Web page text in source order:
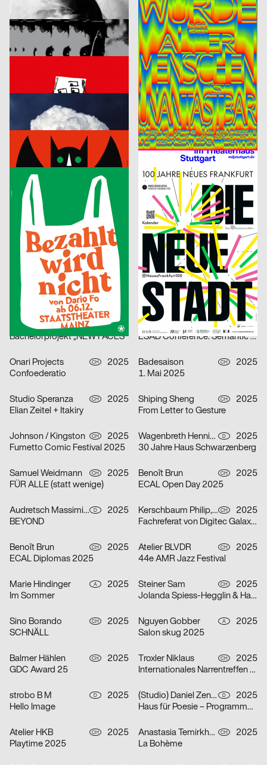
Der Liebhaber – Theater Basel
Die Würde aller Menschen ist unantastbar.
Michel Domeisen, Emily Horrolt, Hannah Klarer
2025
Dario Argento, Filmpodium Zürich
Lewin Harnisch D
2025
Eat The Filthy Rich
CONFOEDERATIO
PARAT.cc D
2025
Fünf Freunde
Neue Gestaltung
Die unendliche Geschichte
H A N D D
2025
Der Sommer in Stuttgart 2025
Neue Gestaltung
2025
Der kleine Vampir
Studio Yannick Nuss D
2025
Die Zirkulation von Arbeit, Kapital und Leben als Lieferkette – Alice Creischer & Andreas Siekmann
Neue Gestaltung D
Bezahlt wird nicht
Bureau Sandra Doeller D
2025
100 Jahre Neues Frankfurt
Fons Hickmann D
2025
Absofuckinglutely
Melissa Frongillo CH
7e Tourne-Films Festival Lausanne
Roland Radschopf, Florian Kowatz A
2025
cyan
2025
cyan work 1990 – 2025
Simon Bode, Rasmus von Götz
2025
Double U
OFF OFFICE
2025
Alf Lechner 100 – Materie Stahl
Lukas Ruprecht D
2025
Bachelorprojekt „NEW FACES“
Anastasia Temirkhan
2025
ESAD Conference. Semantic Shapes
Onari Projects CH
2025
Confoederatio
Badesaison CH
2025
1. Mai 2025
Studio Speranza CH
2025
Elian Zeitel + Itakiry
Shiping Sheng CH
2025
From Letter to Gesture
Johnson / Kingston CH
2025
Fumetto Comic Festival 2025
Wagenbreth Henning D
2025
30 Jahre Haus Schwarzenberg
Samuel Weidmann CH
2025
FÜR ALLE (statt wenige)
Benoît Brun CH
2025
ECAL Open Day 2025
Audretsch Massimiliano D
2025
BEYOND
Kerschbaum Philip, Fawad Qadire CH
2025
Fachreferat von Digitec Galaxus „Fast alles für fast jede*n“
Benoît Brun CH
2025
ECAL Diplomas 2025
Atelier BLVDR CH
2025
44e AMR Jazz Festival
Marie Hindinger A
2025
Im Sommer
Steiner Sam CH
2025
Jolanda Spiess-Hegglin & Hansi Voigt lesen aus „Meistgeklickt“
Sino Borando CH
2025
SCHNÄLL
Nguyen Gobber A
2025
Salon skug 2025
Balmer Hählen CH
2025
GDC Award 25
Troxler Niklaus CH
2025
Internationales Narrentreffen Willisau
strobo B M D
2025
Hello Image
(Studio) Daniel Zenker D
2025
Haus für Poesie – Programmkampagne September/Oktober 2025
Atelier HKB CH
2025
Playtime 2025
Anastasia Temirkhan CH
2025
La Bohème